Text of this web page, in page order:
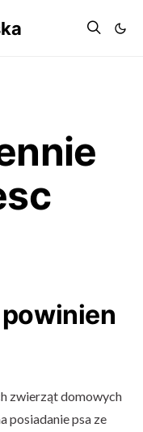
zwierząt domowych
posiadanie psa ze